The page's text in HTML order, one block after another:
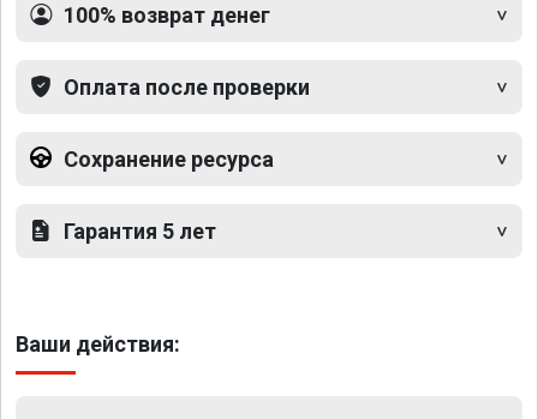
100% возврат денег
Оплата после проверки
Сохранение ресурса
Гарантия 5 лет
Ваши действия: